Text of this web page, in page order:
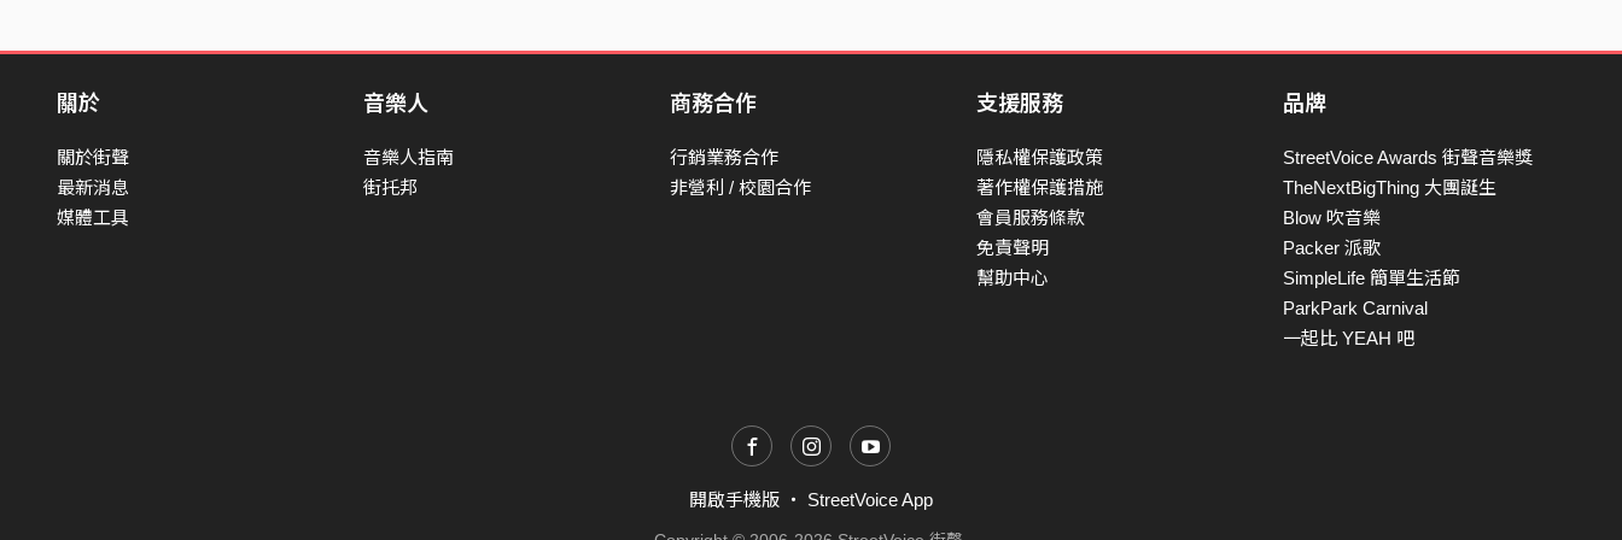
關於
關於街聲
最新消息
媒體工具
音樂人
音樂人指南
街托邦
商務合作
行銷業務合作
非營利 / 校園合作
支援服務
隱私權保護政策
著作權保護措施
會員服務條款
免責聲明
幫助中心
品牌
StreetVoice Awards 街聲音樂獎
TheNextBigThing 大團誕生
Blow 吹音樂
Packer 派歌
SimpleLife 簡單生活節
ParkPark Carnival
一起比 YEAH 吧
開啟手機版 ・ StreetVoice App